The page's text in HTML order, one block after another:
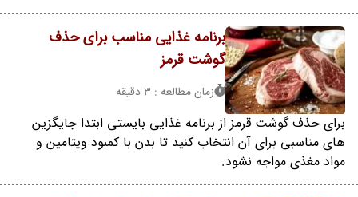
برنامه غذایی مناسب برای حذف
گوشت قرمز
زمان مطالعه : 3 دقیقه
برای حذف گوشت قرمز از برنامه غذایی بایستی ابتدا جایگزین
های مناسبی برای آن انتخاب کنید تا بدن با کمبود ویتامین و
مواد مغذی مواجه نشود.